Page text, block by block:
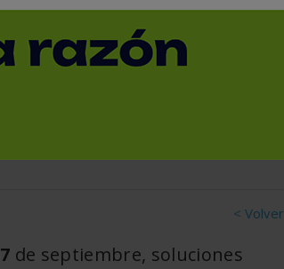
para
para
< Volver
de septiembre, soluciones